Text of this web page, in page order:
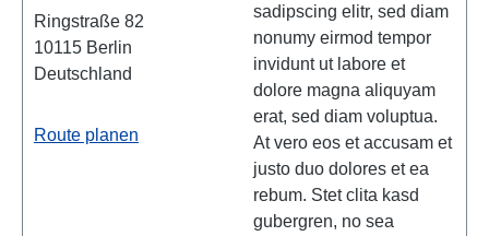
Ringstraße 82
10115 Berlin
Deutschland
Route planen
sadipscing elitr, sed diam
nonumy eirmod tempor
invidunt ut labore et
dolore magna aliquyam
erat, sed diam voluptua.
At vero eos et accusam et
justo duo dolores et ea
rebum. Stet clita kasd
gubergren, no sea